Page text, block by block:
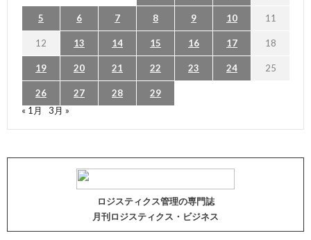
5 6 7 8 9 10 11
12 13 14 15 16 17 18
19 20 21 22 23 24 25
26 27 28
29
« 1月
3月 »
ロジスティクス管理の専門誌
月刊ロジスティクス・ビジネス